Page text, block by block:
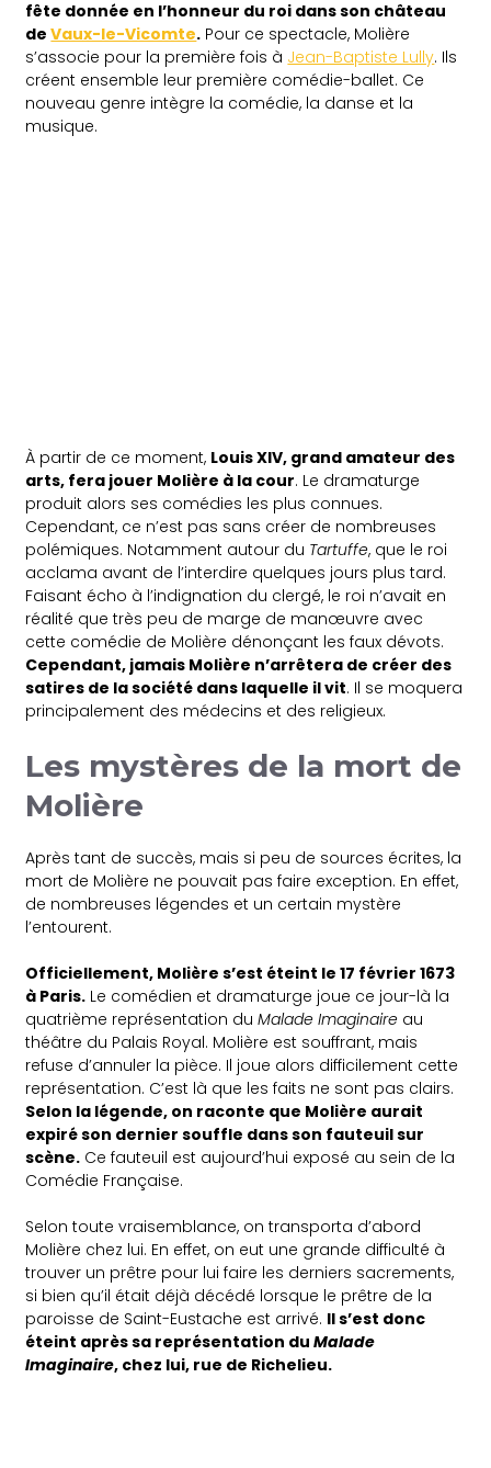
fête donnée en l’honneur du roi dans son château
deVaux-le-Vicomte. Pour ce spectacle, Molière
s’associe pour la première fois à Jean-Baptiste Lully. Ils
créent ensemble leur première comédie-ballet. Ce
nouveau genre intègre la comédie, la danse et la
musique.
À partir de ce moment, Louis XIV, grand amateur des
arts, fera jouer Molière à la cour. Le dramaturge
produit alors ses comédies les plus connues.
Cependant, ce n’est pas sans créer de nombreuses
polémiques. Notamment autour du Tartuffe, que le roi
acclama avant de l’interdire quelques jours plus tard.
Faisant écho à l’indignation du clergé, le roi n’avait en
réalité que très peu de marge de manœuvre avec
cette comédie de Molière dénonçant les faux dévots.
Cependant, jamais Molière n’arrêtera de créer des
satires de la société dans laquelle il vit. Il se moquera
principalement des médecins et des religieux.
Les mystères de la mort de
Molière
Après tant de succès, mais si peu de sources écrites, la
mort de Molière ne pouvait pas faire exception. En effet,
de nombreuses légendes et un certain mystère
l’entourent.
Officiellement, Molière s’est éteint le 17 février 1673
à Paris. Le comédien et dramaturge joue ce jour-là la
quatrième représentation duMalade Imaginaire au
théâtre du Palais Royal. Molière est souffrant, mais
refuse d’annuler la pièce. Il joue alors difficilement cette
représentation. C’est là que les faits ne sont pas clairs.
Selon la légende, on raconte que Molière aurait
expiré son dernier souffle dans son fauteuil sur
scène. Ce fauteuil est aujourd’hui exposé au sein de la
Comédie Française.
Selon toute vraisemblance, on transporta d’abord
Molière chez lui. En effet, on eut une grande difficulté à
trouver un prêtre pour lui faire les derniers sacrements,
si bien qu’il était déjà décédé lorsque le prêtre de la
paroisse de Saint-Eustache est arrivé. Il s’est donc
éteint après sa représentation duMalade
Imaginaire, chez lui, rue de Richelieu.